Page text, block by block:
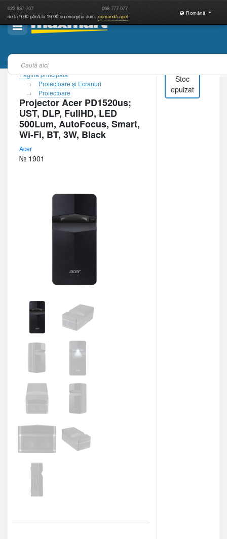
022 837-707 068 777-077
de la 9:00 până la 19:00 cu excepția dum. comandă apel
Română
Pagina principală
Proiectoare şi Ecranuri
Proiectoare
Projector Acer PD1520us;
UST, DLP, FullHD, LED
500Lum, AutoFocus, Smart,
Wi-Fi, BT, 3W, Black
Acer
№ 1901
Stoc
epuizat